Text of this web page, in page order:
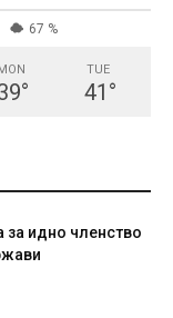
67 %
MON
°
TUE
41 °
за идно членство